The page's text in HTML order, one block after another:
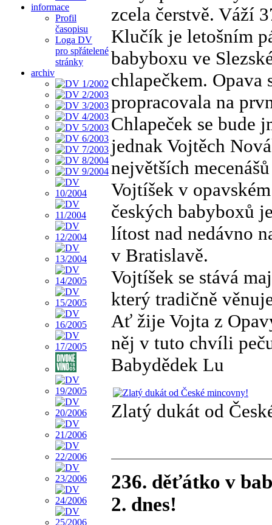
informace
Profil
časopisu
Loga DV
pro spřátelené
stránky
archiv
zcela čerstvě. Váží
Klučík je letošním
babyboxu ve
chlapečkem. Opava
propracovala na
Chlapeček se bude
jednak Vojtěch
největších
Vojtíšek v
českých babyboxů
lítost nad nedávno
v Bratislavě.
Vojtíšek se stává
který tradičně
Ať žije Vojta z
něj v tuto chvíli
Babydědek Lu
Zlatý dukát od
236. děťátko v
2. dnes!